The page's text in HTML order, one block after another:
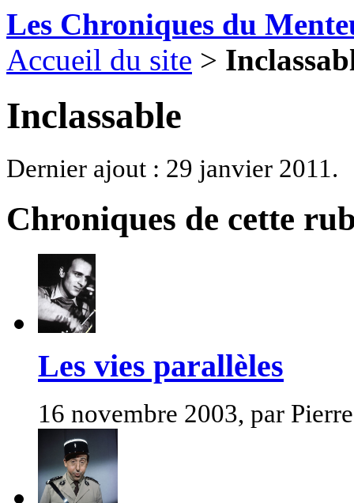
Les Chroniques du
Accueil du site >
Inclassable
Dernier ajout : 29 janvier 2011.
Chroniques de cette
Les vies parallèles
16 novembre 2003, par